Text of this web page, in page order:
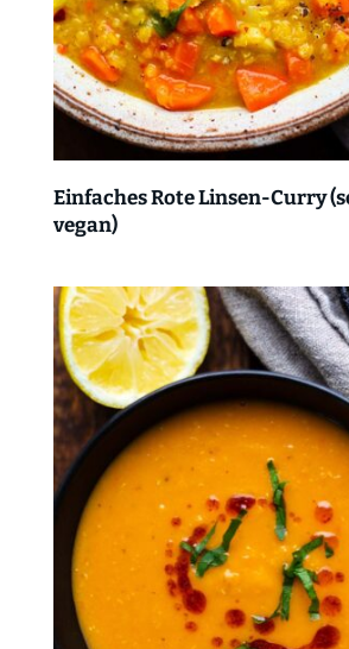
Einfaches Rote Linsen-Curry
vegan)